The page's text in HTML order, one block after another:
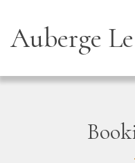
Auberge